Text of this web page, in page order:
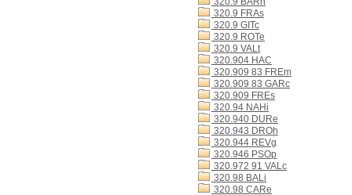
320.9 FRAs
320.9 GITc
320.9 ROTe
320.9 VALt
320.904 HAC
320.909 83 FREm
320.909 83 GARc
320.909 FREs
320.94 NAHi
320.940 DURe
320.943 DROh
320.944 REVg
320.946 PSOp
320.972 91 VALc
320.98 BALi
320.98 CARe